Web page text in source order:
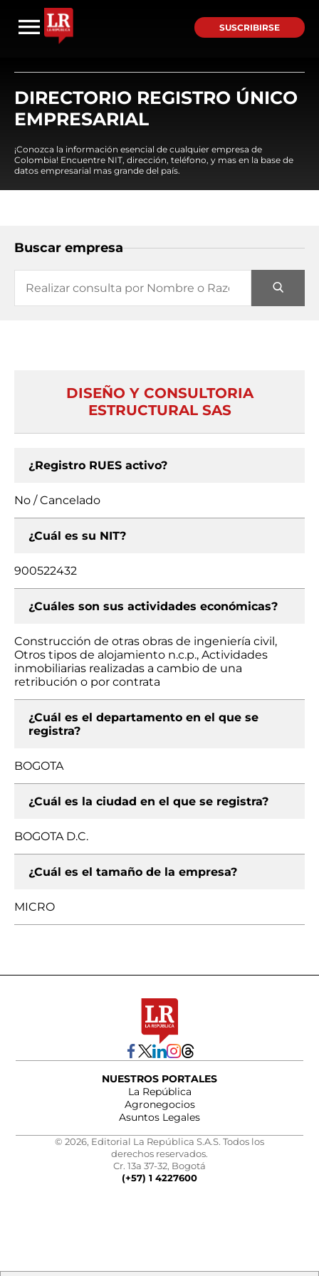
SUSCRIBIRSE
DIRECTORIO REGISTRO ÚNICO
EMPRESARIAL
¡Conozca la información esencial de cualquier empresa de
Colombia! Encuentre NIT, dirección, teléfono, y mas en la base de
datos empresarial mas grande del país.
Buscar empresa
DISEÑO Y CONSULTORIA
ESTRUCTURAL SAS
¿Registro RUES activo?
No / Cancelado
¿Cuál es su NIT?
900522432
¿Cuáles son sus actividades económicas?
Construcción de otras obras de ingeniería civil,
Otros tipos de alojamiento n.c.p., Actividades
inmobiliarias realizadas a cambio de una
retribución o por contrata
¿Cuál es el departamento en el que se
registra?
BOGOTA
¿Cuál es la ciudad en el que se registra?
BOGOTA D.C.
¿Cuál es el tamaño de la empresa?
MICRO
NUESTROS PORTALES
La República
Agronegocios
Asuntos Legales
© 2026, Editorial La República S.A.S. Todos los
derechos reservados.
Cr. 13a 37-32, Bogotá
(+57) 1 4227600